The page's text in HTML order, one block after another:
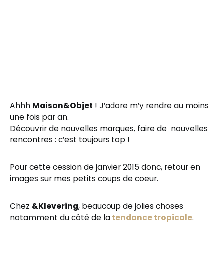
Ahhh Maison&Objet ! J’adore m’y rendre au moins
une fois par an.
Découvrir de nouvelles marques, faire de nouvelles
rencontres : c’est toujours top !
Pour cette cession de janvier 2015 donc, retour en
images sur mes petits coups de coeur.
Chez &Klevering, beaucoup de jolies choses
notamment du côté de la tendance tropicale.